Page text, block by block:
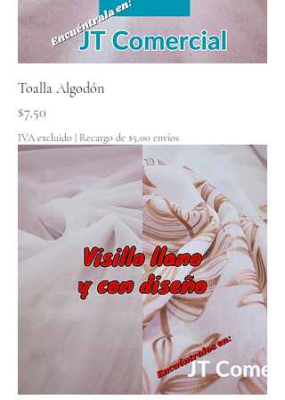
Toalla Algodón
Precio
$7,50
IVA excluido Recargo de $5,00 envíos